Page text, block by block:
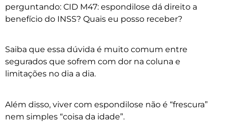
perguntando: CID M47: espondilose dá direito a
benefício do INSS? Quais eu posso receber?
Saiba que essa dúvida é muito comum entre
segurados que sofrem com dor na coluna e
limitações no dia a dia.
Além disso, viver com espondilose não é “frescura”
nem simples “coisa da idade”.